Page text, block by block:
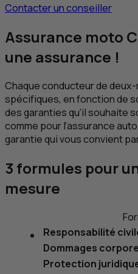
Contacter un conseiller
Assurance moto
une assurance !
Chaque conducteur de
spécifiques, en fonction de
des garanties qu’il souhaite
comme pour l’assurance
garantie qui vous convient
3 formules pour
mesure
Responsabilité
Dommages
Protection